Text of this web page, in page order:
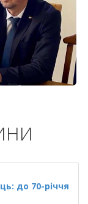
до 70-річчя